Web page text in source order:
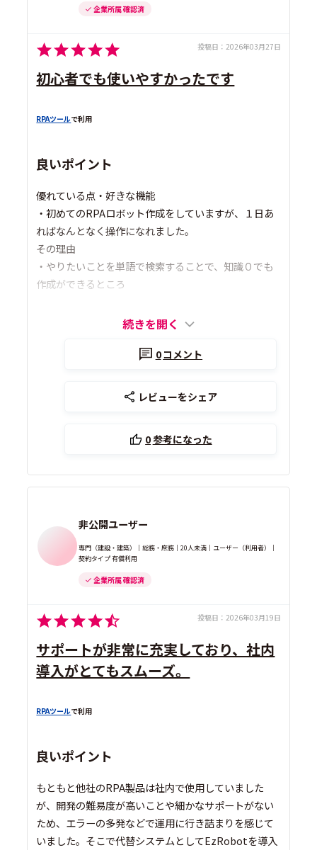
企業所属 確認済
投稿日： 2026年03月27日
初心者でも使いやすかったです
RPAツールで利用
良いポイント
優れている点・好きな機能
・初めてのRPAロボット作成をしていますが、１日あ
ればなんとなく操作になれました。
その理由
・やりたいことを単語で検索することで、知識０でも
作成ができるところ
続きを開く
0コメント
レビューをシェア
0参考になった
非公開ユーザー
専門（建設・建築）｜総務・庶務｜20人未満｜ユーザー（利用者）｜
契約タイプ 有償利用
企業所属 確認済
投稿日： 2026年03月19日
サポートが非常に充実しており、社内
導入がとてもスムーズ。
RPAツールで利用
良いポイント
もともと他社のRPA製品は社内で使用していました
が、開発の難易度が高いことや細かなサポートがない
ため、エラーの多発などで運用に行き詰まりを感じて
いました。そこで代替システムとしてEzRobotを導入